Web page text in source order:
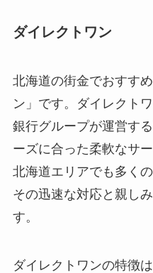
ダイレクトワン
北海道の街金でおすす
ン」です。ダイレクト
銀行グループが運営す
ーズに合った柔軟なサ
北海道エリアでも多く
その迅速な対応と親し
す。
ダイレクトワンの特徴